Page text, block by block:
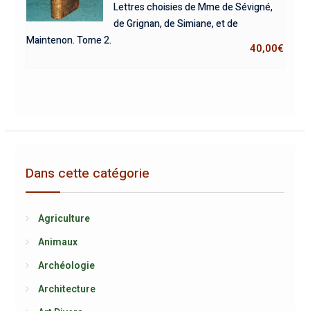
Lettres choisies de Mme de Sévigné,
de Grignan, de Simiane, et de
Maintenon. Tome 2.
40,00€
Dans cette catégorie
Agriculture
Animaux
Archéologie
Architecture